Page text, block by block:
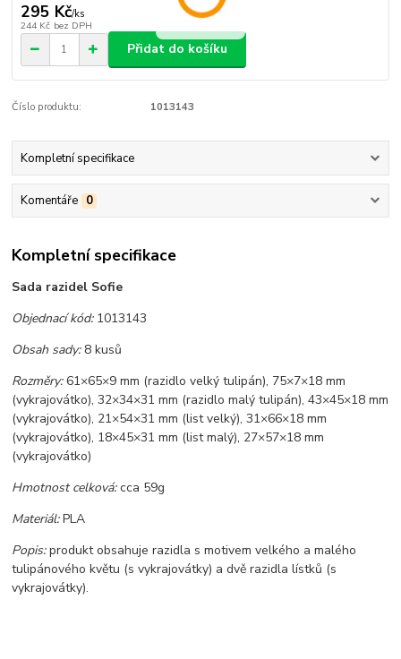
295 Kč/ks
244 Kč bez DPH
Přidat do košíku
Číslo produktu: 1013143
Kompletní specifikace
Komentáře 0
Kompletní specifikace
Sada razidel Sofie
Objednací kód:1013143
Obsah sady:8 kusů
Rozměry:61×65×9 mm (razidlo velký tulipán), 75×7×18 mm
(vykrajovátko), 32×34×31 mm (razidlo malý tulipán), 43×45×18 mm
(vykrajovátko), 21×54×31 mm (list velký), 31×66×18 mm
(vykrajovátko), 18×45×31 mm (list malý), 27×57×18 mm
(vykrajovátko)
Hmotnost celková:cca 59g
Materiál:PLA
Popis:produkt obsahuje razidla s motivem velkého a malého
tulipánového květu (s vykrajovátky) a dvě razidla lístků (s
vykrajovátky).